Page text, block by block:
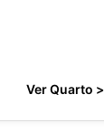
Ver Quarto >